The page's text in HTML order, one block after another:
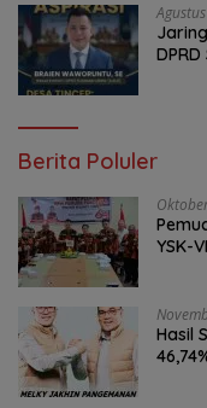
Berita Poluler
YSK-
Hasil